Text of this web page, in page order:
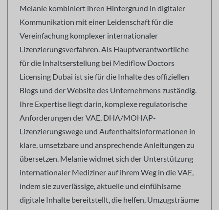
Melanie kombiniert ihren Hintergrund in digitaler
Kommunikation mit einer Leidenschaft für die
Vereinfachung komplexer internationaler
Lizenzierungsverfahren. Als Hauptverantwortliche
für die Inhaltserstellung bei Mediflow Doctors
Licensing Dubai ist sie für die Inhalte des offiziellen
Blogs und der Website des Unternehmens zuständig.
Ihre Expertise liegt darin, komplexe regulatorische
Anforderungen der VAE, DHA/MOHAP-
Lizenzierungswege und Aufenthaltsinformationen in
klare, umsetzbare und ansprechende Anleitungen zu
übersetzen. Melanie widmet sich der Unterstützung
internationaler Mediziner auf ihrem Weg in die VAE,
indem sie zuverlässige, aktuelle und einfühlsame
digitale Inhalte bereitstellt, die helfen, Umzugsträume